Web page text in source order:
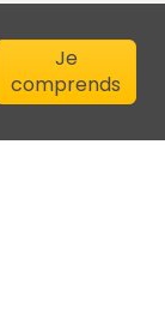
Je
comprends